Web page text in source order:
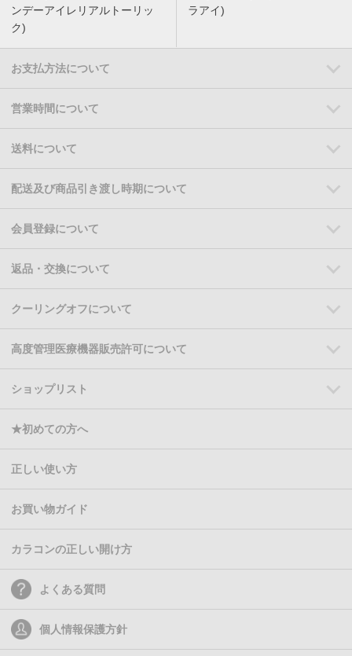
ンデーアイレリアルトーリッ
ク)
ラアイ)
お支払方法について
営業時間について
送料について
配送及び商品引き渡し時期について
会員登録について
返品・交換について
クーリングオフについて
高度管理医療機器販売許可について
ショップリスト
★初めての方へ
正しい使い方
お買い物ガイド
カラコンの正しい開け方
よくある質問
個人情報保護方針